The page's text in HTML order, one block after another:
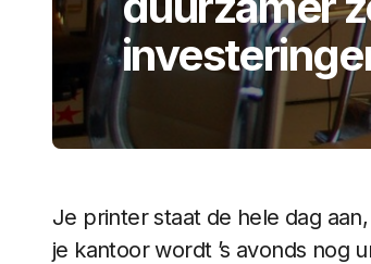
Je printer staat de hele dag
je kantoor wordt ’s avonds nog